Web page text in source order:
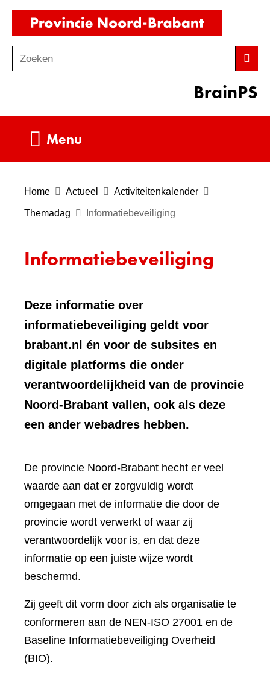
Ga
de
inhoud
o
Zoeken
BrainPS
Menu
Home Actueel Activiteitenkalender
Themadag Informatiebeveiliging
Informatiebeveiliging
Deze informatie over
informatiebeveiliging geldt voor
brabant.nl én voor de subsites en
digitale platforms die onder
verantwoordelijkheid van de provincie
Noord-Brabant vallen, ook als deze
een ander webadres hebben.
De provincie Noord-Brabant hecht er veel
waarde aan dat er zorgvuldig wordt
omgegaan met de informatie die door de
provincie wordt verwerkt of waar zij
verantwoordelijk voor is, en dat deze
informatie op een juiste wijze wordt
beschermd.
Zij geeft dit vorm door zich als organisatie te
conformeren aan de NEN-ISO 27001 en de
Baseline Informatiebeveiliging Overheid
(BIO).